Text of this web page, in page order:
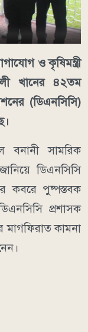
ও কৃষিমন্ত্রী
খানের ৪২তম
(ডিএনসিসি)
সামরিক
ডিএনসিসি
কবরে পুষ্পস্তবক
প্রশাসক
মাগফিরাত কামনা